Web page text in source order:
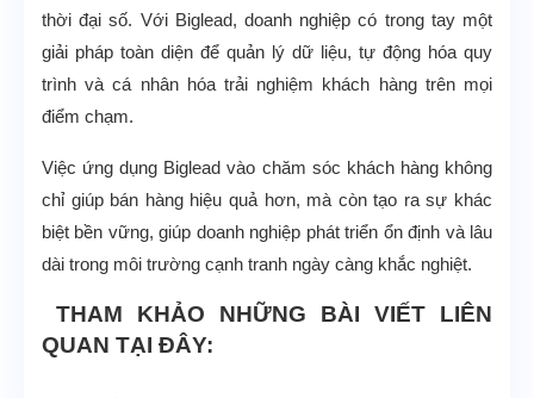
thời đại số. Với Biglead, doanh nghiệp có trong tay một
giải pháp toàn diện để quản lý dữ liệu, tự động hóa quy
trình và cá nhân hóa trải nghiệm khách hàng trên mọi
điểm chạm.
Việc ứng dụng Biglead vào chăm sóc khách hàng không
chỉ giúp bán hàng hiệu quả hơn, mà còn tạo ra sự khác
biệt bền vững, giúp doanh nghiệp phát triển ổn định và lâu
dài trong môi trường cạnh tranh ngày càng khắc nghiệt.
THAM KHẢO NHỮNG BÀI VIẾT LIÊN
QUAN TẠI ĐÂY: